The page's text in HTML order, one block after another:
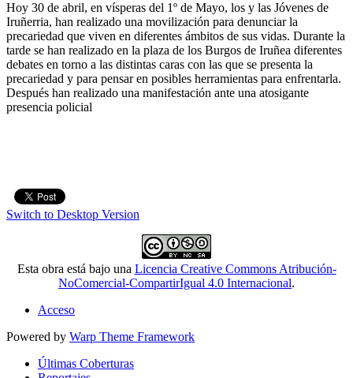
Hoy 30 de abril, en vísperas del 1º de Mayo, los y las Jóvenes de
Iruñerria, han realizado una movilización para denunciar la
precariedad que viven en diferentes ámbitos de sus vidas. Durante la
tarde se han realizado en la plaza de los Burgos de Iruñea diferentes
debates en torno a las distintas caras con las que se presenta la
precariedad y para pensar en posibles herramientas para enfrentarla.
Después han realizado una manifestación ante una atosigante
presencia policial
Switch to Desktop Version
Esta obra está bajo una Licencia Creative Commons Atribución-
NoComercial-CompartirIgual 4.0 Internacional.
Acceso
Powered by Warp Theme Framework
Últimas Coberturas